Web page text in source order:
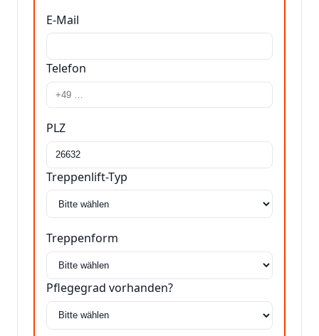
E-Mail
Telefon
PLZ
Treppenlift-Typ
Treppenform
Pflegegrad vorhanden?